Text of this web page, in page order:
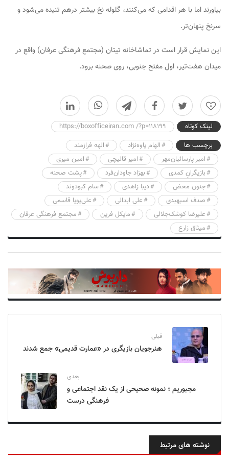
بیاورند اما با هر اقدامی که می‌کنند، گلوله نخ بیشتر درهم تنیده می‌شود و
سرنخ پنهان‌تر.
این نمایش قرار است در تماشاخانه تیتان (مجتمع فرهنگی عرفان) واقع در
میدان هفت‌تیر، اول مفتح جنوبی، روی صحنه برود.
0
لینک کوتاه
https://boxofficeiran.com /?p=118199
برچسب ها
الهام پاوه‌نژاد
الهه فرازمند
امیر پارسائیان‌مهر
امیر قالیچی
امین میری
بازیگرانِ کمدی
بهزاد جاودان‌فرد
پشت صحنه
جنون محض
دیبا زاهدی
سام کبودوند
صدف اسپهبدی
علی ابدالی
علی‌پویا قاسمی
علیرضا کوشک‌جلالی
مایکل فرین
مجتمع فرهنگی عرفان
میثاق زارع
قبلی
هنرجویان بازیگری در «عمارت قدیمی» جمع شدند
بعدی
مجبوریم ؛ نمونه صحیحی از یک نقد اجتماعی و
فرهنگی درست
نوشته های مرتبط